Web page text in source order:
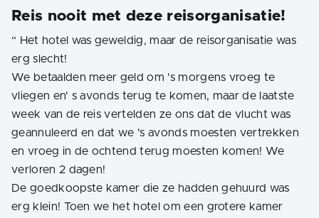
Reis nooit met deze reisorganisatie!
“ Het hotel was geweldig, maar de reisorganisatie was
erg slecht!
We betaalden meer geld om 's morgens vroeg te
vliegen en' s avonds terug te komen, maar de laatste
week van de reis vertelden ze ons dat de vlucht was
geannuleerd en dat we 's avonds moesten vertrekken
en vroeg in de ochtend terug moesten komen! We
verloren 2 dagen!
De goedkoopste kamer die ze hadden gehuurd was
erg klein! Toen we het hotel om een ​​grotere kamer